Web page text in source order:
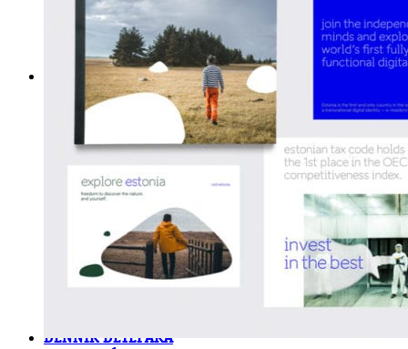
pracovné ponuky
DeTePe [dtp]
ZÁKAZKY
FREE
NÁVODY
základy DTP
pre klientov
pdf, ps, acrobat, distiller
fonty, písmo, typografia
indesign
photoshop
lightroom
OS X
office
fonty zadarmo
DENNÍK DETEPÁKA